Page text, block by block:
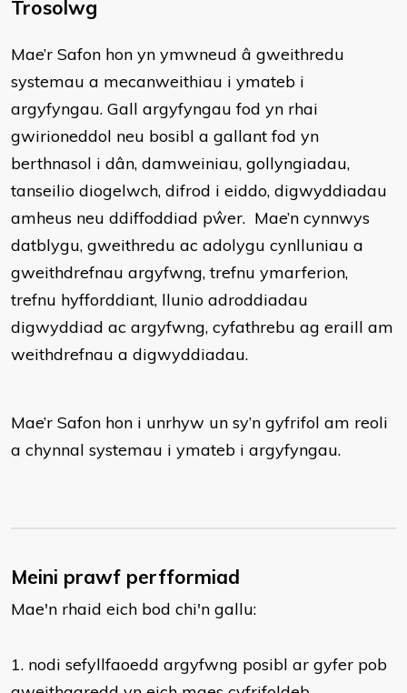
Trosolwg
Mae’r Safon hon yn ymwneud â gweithredu
systemau a mecanweithiau i ymateb i
argyfyngau. Gall argyfyngau fod yn rhai
gwirioneddol neu bosibl a gallant fod yn
berthnasol i dân, damweiniau, gollyngiadau,
tanseilio diogelwch, difrod i eiddo, digwyddiadau
amheus neu ddiffoddiad pŵer. Mae’n cynnwys
datblygu, gweithredu ac adolygu cynlluniau a
gweithdrefnau argyfwng, trefnu ymarferion,
trefnu hyfforddiant, llunio adroddiadau
digwyddiad ac argyfwng, cyfathrebu ag eraill am
weithdrefnau a digwyddiadau.
Mae’r Safon hon i unrhyw un sy’n gyfrifol am reoli
a chynnal systemau i ymateb i argyfyngau.
Meini prawf perfformiad
Mae'n rhaid eich bod chi'n gallu:
​1. nodi sefyllfaoedd argyfwng posibl ar gyfer pob